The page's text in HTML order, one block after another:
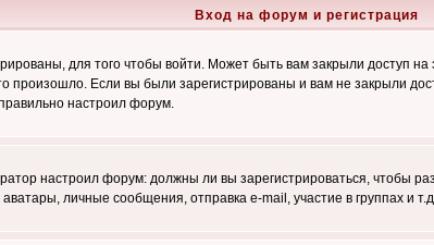
Вход на форум и регистрация
для того чтобы войти. Может быть вам закрыли доступ
произошло. Если вы были зарегистрированы и вам не закрыли
настроил форум.
настроил форум: должны ли вы зарегистрироваться,
личные сообщения, отправка e-mail, участие в группах и